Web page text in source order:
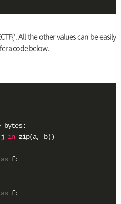
All the other values can be easily
a code below.
bytes:
in zip(a, b))
as f:
as f: